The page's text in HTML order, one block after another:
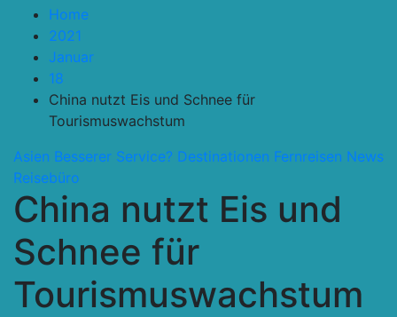
Home
2021
Januar
18
China nutzt Eis und Schnee für
Tourismuswachstum
Asien Besserer Service? Destinationen Fernreisen News
Reisebüro
China nutzt Eis und
Schnee für
Tourismuswachstum